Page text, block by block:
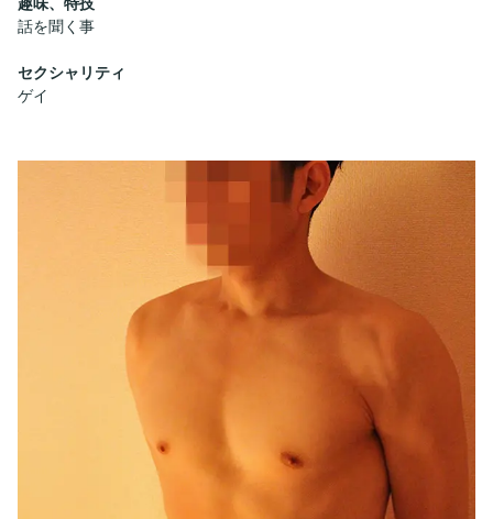
話を聞く事
セクシャリティ
ゲイ